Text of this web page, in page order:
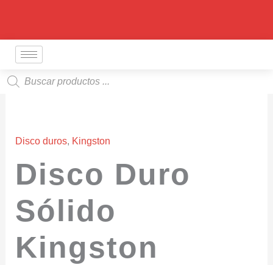
contenido
Búsqueda
de
Disco duros, Kingston
Disco Duro
Sólido
Kingston